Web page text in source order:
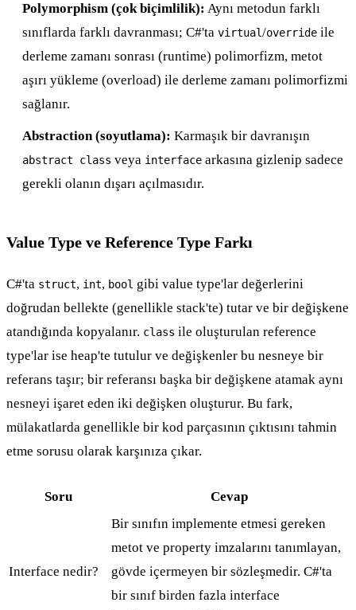
Polymorphism (çok biçimlilik): Aynı metodun farklı
sınıflarda farklı davranması; C#'ta virtual/override ile
derleme zamanı sonrası (runtime) polimorfizm, metot
aşırı yükleme (overload) ile derleme zamanı polimorfizmi
sağlanır.
Abstraction (soyutlama): Karmaşık bir davranışın
abstract class veya interface arkasına gizlenip sadece
gerekli olanın dışarı açılmasıdır.
Value Type ve Reference Type Farkı
C#'ta struct, int, bool gibi value type'lar değerlerini
doğrudan bellekte (genellikle stack'te) tutar ve bir değişkene
atandığında kopyalanır. class ile oluşturulan reference
type'lar ise heap'te tutulur ve değişkenler bu nesneye bir
referans taşır; bir referansı başka bir değişkene atamak aynı
nesneyi işaret eden iki değişken oluşturur. Bu fark,
mülakatlarda genellikle bir kod parçasının çıktısını tahmin
etme sorusu olarak karşınıza çıkar.
Soru Cevap
Interface nedir?
Bir sınıfın implemente etmesi gereken
metot ve property imzalarını tanımlayan,
gövde içermeyen bir sözleşmedir. C#'ta
bir sınıf birden fazla interface